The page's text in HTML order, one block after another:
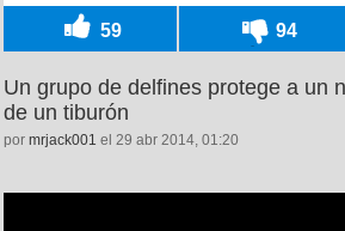
59 94
Un grupo de delfines protege a un
de un tiburón
por mrjack001 el 29 abr 2014, 01:20